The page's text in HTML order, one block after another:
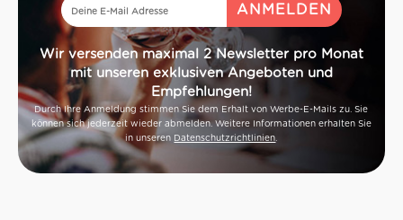
Wir versenden maximal 2 Newsletter pro Monat
mit unseren exklusiven Angeboten und
Empfehlungen!
Durch Ihre Anmeldung stimmen Sie dem Erhalt von Werbe-E-Mails zu. Sie
können sich jederzeit wieder abmelden. Weitere Informationen erhalten Sie
in unseren Datenschutzrichtlinien